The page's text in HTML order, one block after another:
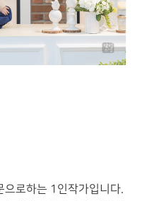
으로하는 1인작가입니다.